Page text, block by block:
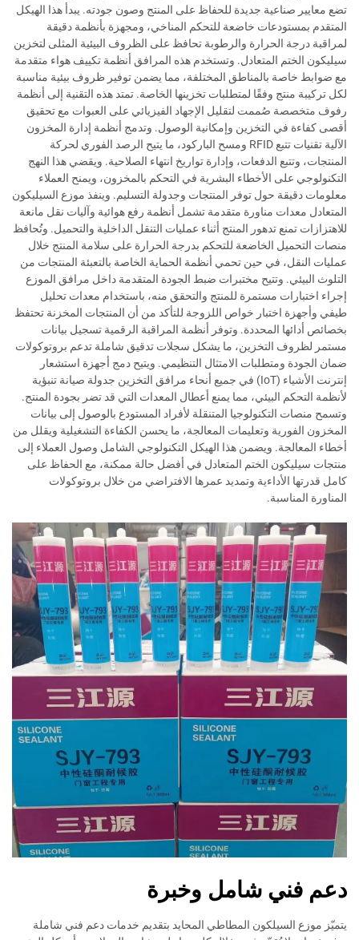
تضع معايير صناعية جديدة للحفاظ على المنتج وصون جودته. يبدأ هذا الهيكل
المتقدم بمستودعات خاضعة للتحكم المناخي، ومجهزة بأنظمة دقيقة
لمراقبة درجة الحرارة والرطوبة تحافظ على الظروف البيئية المثلى لتخزين
سيليكون الختم المتعادل. وتستخدم هذه المرافق أنظمة تكييف هواء متقدمة
مع ضوابط خاصة بالمناطق المختلفة، مما يضمن توفير ظروف بيئية مناسبة
لكل تركيبة منتج وفقًا لمتطلبات تخزينها الخاصة. تمتد هذه التقنية إلى أنظمة
رفوف متخصصة صُممت لتقليل الإجهاد الفيزيائي على العبوات مع تحقيق
أقصى كفاءة في التخزين وإمكانية الوصول. وتدمج أنظمة إدارة المخزون
الآلية تقنيات تتبع RFID ومسح الباركود، ما يتيح الرصد الفوري لحركة
المنتجات، وتتبع الدفعات، وإدارة تواريخ انتهاء الصلاحية. ويقضي هذا النهج
التكنولوجي على الأخطاء البشرية في التحكم بالمخزون، ويمنح العملاء
معلومات دقيقة حول توفر المنتجات وجدولة التسليم. وينفذ موزع السيليكون
المتعادل معدات مناورة متقدمة تشمل أنظمة رفع هوائية وآليات نقل مانعة
للاهتزازات تمنع تدهور المنتج أثناء عمليات التنقل الداخلية والتحميل. وتُحافظ
منصات التحميل الخاضعة للتحكم بدرجة الحرارة على سلامة المنتج خلال
عمليات النقل، في حين تحمي أنظمة الحماية الخاصة بالتعبئة المنتجات من
التلوث البيئي. وتتيح مختبرات ضبط الجودة المتقدمة داخل مرافق الموزع
إجراء اختبارات مستمرة للمنتج والتحقق منه، باستخدام معدات تحليل
طيفي وأجهزة اختبار خواص اللزوجة للتأكد من أن المنتجات المخزنة تحتفظ
بخصائص أدائها المحددة. وتوفر أنظمة المراقبة الرقمية تسجيل بيانات
مستمر لظروف التخزين، ما يشكل سجلات تدقيق شاملة تدعم بروتوكولات
ضمان الجودة ومتطلبات الامتثال التنظيمي. ويتيح دمج أجهزة استشعار
إنترنت الأشياء (IoT) في جميع أنحاء مرافق التخزين جدولة صيانة تنبؤية
لأنظمة التحكم البيئي، مما يمنع أعطال المعدات التي قد تضر بجودة المنتج.
وتسمح منصات التكنولوجيا المتنقلة لأفراد المستودع بالوصول إلى بيانات
المخزون الفورية وتعليمات المعالجة، ما يحسن الكفاءة التشغيلية ويقلل من
أخطاء المعالجة. ويضمن هذا الهيكل التكنولوجي الشامل وصول العملاء إلى
منتجات سيليكون الختم المتعادل في أفضل حالة ممكنة، مع الحفاظ على
كامل قدرتها الأداءية وتمديد عمرها الافتراضي من خلال بروتوكولات
المناورة المناسبة.
دعم فني شامل وخبرة
يتميّز موزع السيلكون المطاطي المحايد بتقديم خدمات دعم فني شاملة